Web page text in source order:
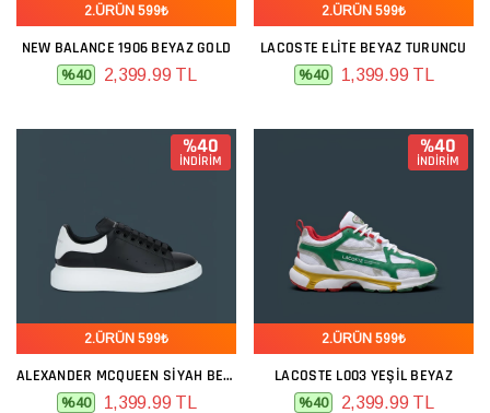
2.ÜRÜN 599₺
NEW BALANCE 1906 BEYAZ GOLD
%40 2,399.99 TL
2.ÜRÜN 599₺
LACOSTE ELITE BEYAZ TURUNCU
%40 1,399.99 TL
%40
İNDİRİM
2.ÜRÜN 599₺
ALEXANDER MCQUEEN SIYAH BEYAZ
%40 1,399.99 TL
%40
İNDİRİM
2.ÜRÜN 599₺
LACOSTE L003 YEŞIL BEYAZ
%40 2,399.99 TL